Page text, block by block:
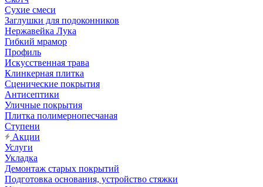
Сухие смеси
Заглушки для подоконников
Нержавейка Лука
Гибкий мрамор
Профиль
Искусственная трава
Клинкерная плитка
Сценические покрытия
Антисептики
Уличные покрытия
Плитка полимернопесчаная
Ступени
Акции
Услуги
Укладка
Демонтаж старых покрытий
Подготовка основания, устройство стяжки